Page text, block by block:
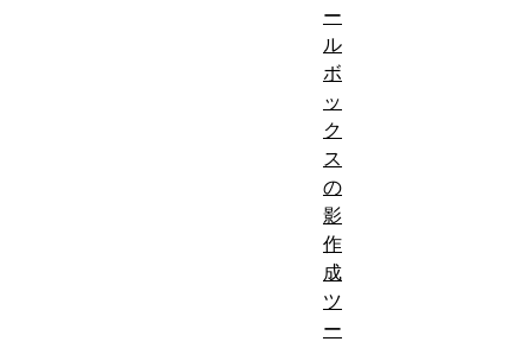
ー
ル
ボ
ッ
ク
ス
の
影
作
成
ツ
ー